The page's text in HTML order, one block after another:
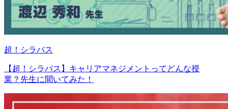
超！シラバス
【超！シラバス】キャリアマネジメントってどんな授
業？先生に聞いてみた！